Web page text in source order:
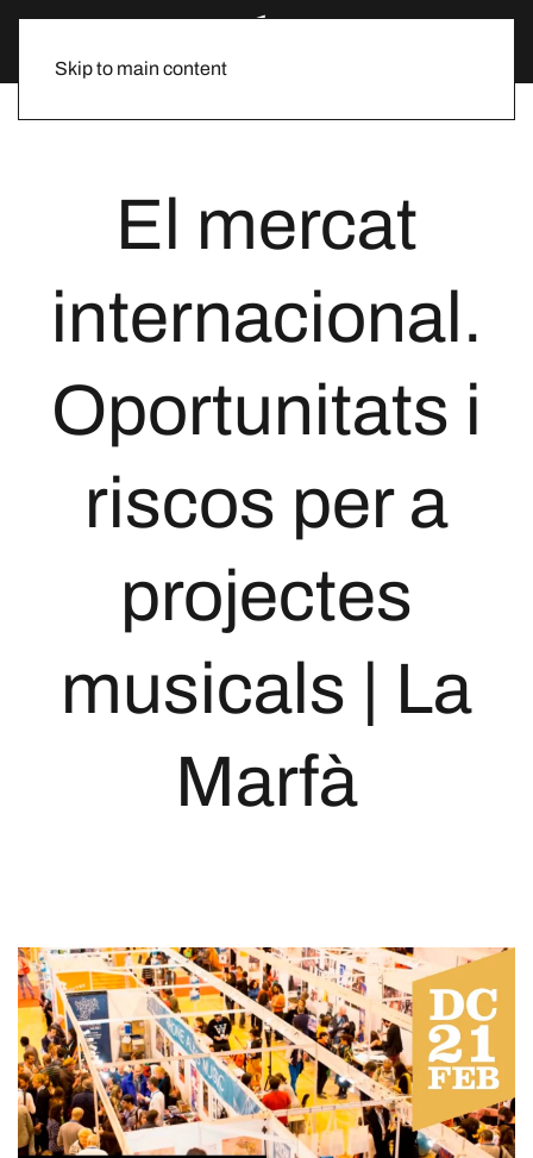
Skip to main content
El mercat
internacional.
Oportunitats i
riscos per a
projectes
musicals | La
Marfà